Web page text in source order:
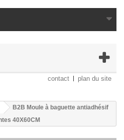
contact plan du site
B2B Moule à baguette antiadhésif
40X60CM